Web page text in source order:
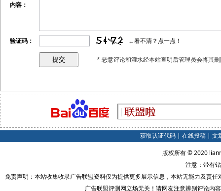
内容：
验证码： ←看不清？点一点！
* 恶意评论和灌水经本站查明后管理员会将其
获取认证代码| 在线投稿| 文
版权所有 © 2020
注意：带有
免责声明：本站收集收录广告联盟资料仅为提供更多展示信息，本站无能力及责
广告联盟评测网立场无关！请网友注意辨别评论内